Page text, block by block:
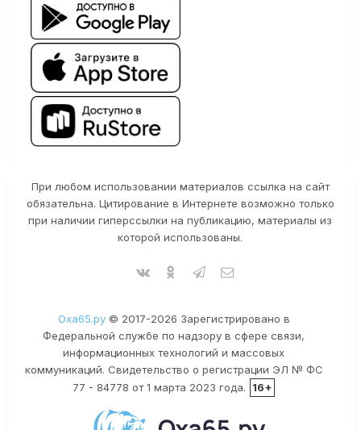
При любом использовании материалов ссылка на сайт
обязательна. Цитирование в Интернете возможно только
при наличии гиперссылки на публикацию, материалы из
которой использованы.
Оха65.ру© 2017-2026 Зарегистрировано в
Федеральной службе по надзору в сфере связи,
информационных технологий и массовых
коммуникаций. Свидетельство о регистрации ЭЛ № ФС
77 - 84778 от 1 марта 2023 года.
16+